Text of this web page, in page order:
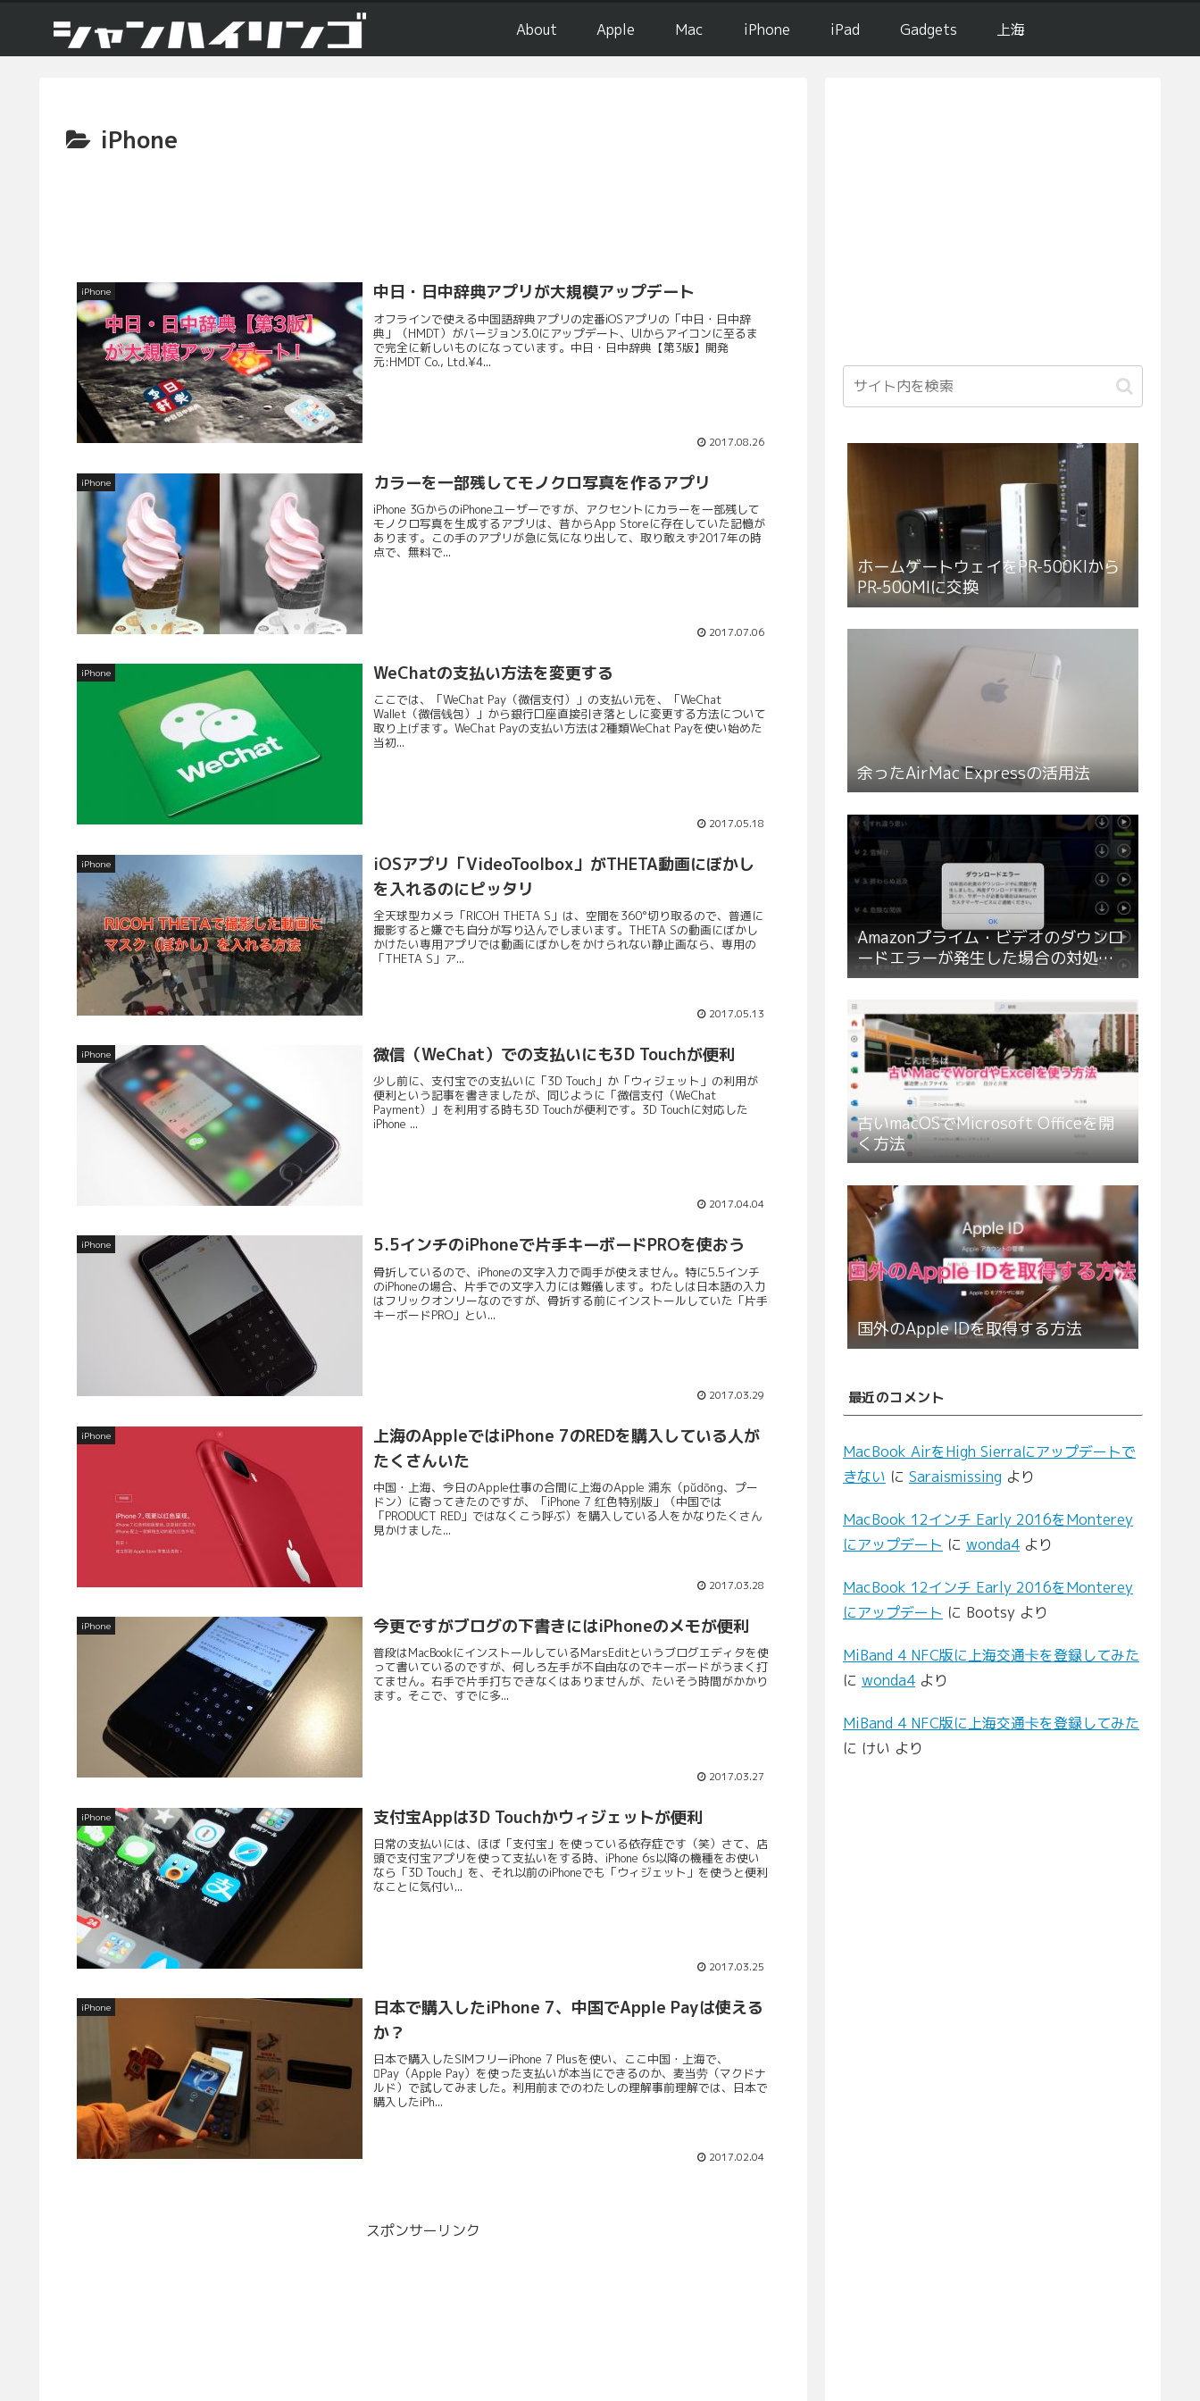
About Apple Mac iPhone iPad Gadgets 上海
iPhone
iPhone 中日・日中辞典アプリが大規模アップデート
オフラインで使える中国語辞典アプリの定番iOSアプリの「中日・日中辞
典」（HMDT）がバージョン3.0にアップデート、UIからアイコンに至るま
で完全に新しいものになっています。中日・日中辞典【第3版】開発
元:HMDT Co., Ltd.¥4...
2017.08.26
iPhone カラーを一部残してモノクロ写真を作るアプリ
iPhone 3GからのiPhoneユーザーですが、アクセントにカラーを一部残して
モノクロ写真を生成するアプリは、昔からApp Storeに存在していた記憶が
あります。この手のアプリが急に気になり出して、取り敢えず2017年の時
点で、無料で...
2017.07.06
iPhone WeChatの支払い方法を変更する
ここでは、「WeChat Pay（微信支付）」の支払い元を、「WeChat
Wallet（微信钱包）」から銀行口座直接引き落としに変更する方法について
取り上げます。WeChat Payの支払い方法は2種類WeChat Payを使い始めた
当初...
2017.05.18
iPhone
iOSアプリ「VideoToolbox」がTHETA動画にぼかし
を入れるのにピッタリ
全天球型カメラ「RICOH THETA S」は、空間を360°切り取るので、普通に
撮影すると嫌でも自分が写り込んでしまいます。THETA Sの動画にぼかし
かけたい専用アプリでは動画にぼかしをかけられない静止画なら、専用の
「THETA S」ア...
2017.05.13
iPhone 微信（WeChat）での支払いにも3D Touchが便利
少し前に、支付宝での支払いに「3D Touch」か「ウィジェット」の利用が
便利という記事を書きましたが、同じように「微信支付（WeChat
Payment）」を利用する時も3D Touchが便利です。3D Touchに対応した
iPhone ...
2017.04.04
iPhone 5.5インチのiPhoneで片手キーボードPROを使おう
骨折しているので、iPhoneの文字入力で両手が使えません。特に5.5インチ
のiPhoneの場合、片手での文字入力には難儀します。わたしは日本語の入力
はフリックオンリーなのですが、骨折する前にインストールしていた「片手
キーボードPRO」とい...
2017.03.29
iPhone
上海のAppleではiPhone 7のREDを購入している人が
たくさんいた
中国・上海、今日のApple仕事の合間に上海のApple 浦东（pǔdōng、プー
ドン）に寄ってきたのですが、「iPhone 7 红色特别版」（中国では
「PRODUCT RED」ではなくこう呼ぶ）を購入している人をかなりたくさん
見かけました...
2017.03.28
iPhone 今更ですがブログの下書きにはiPhoneのメモが便利
普段はMacBookにインストールしているMarsEditというブログエディタを使
って書いているのですが、何しろ左手が不自由なのでキーボードがうまく打
てません。右手で片手打ちできなくはありませんが、たいそう時間がかかり
ます。そこで、すでに多...
2017.03.27
iPhone 支付宝Appは3D Touchかウィジェットが便利
日常の支払いには、ほぼ「支付宝」を使っている依存症です（笑）さて、店
頭で支付宝アプリを使って支払いをする時、iPhone 6s以降の機種をお使い
なら「3D Touch」を、それ以前のiPhoneでも「ウィジェット」を使うと便利
なことに気付い...
2017.03.25
iPhone
日本で購入したiPhone 7、中国でApple Payは使える
か？
日本で購入したSIMフリーiPhone 7 Plusを使い、ここ中国・上海で、
Pay（Apple Pay）を使った支払いが本当にできるのか、麦当劳（マクドナ
ルド）で試してみました。利用前までのわたしの理解事前理解では、日本で
購入したiPh...
2017.02.04
スポンサーリンク
ホームゲートウェイをPR-500KIから
PR-500MIに交換
余ったAirMac Expressの活用法
Amazonプライム・ビデオのダウンロ
ードエラーが発生した場合の対処方
法
古いmacOSでMicrosoft Officeを開
く方法
国外のApple IDを取得する方法
最近のコメント
MacBook AirをHigh Sierraにアップデートで
きない に Saraismissing より
MacBook 12インチ Early 2016をMonterey
にアップデート に wonda4 より
MacBook 12インチ Early 2016をMonterey
にアップデート に Bootsy より
MiBand 4 NFC版に上海交通卡を登録してみた
に wonda4 より
MiBand 4 NFC版に上海交通卡を登録してみた
に けい より